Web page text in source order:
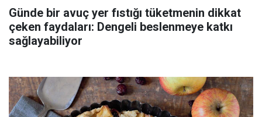
Günde bir avuç yer fıstığı tüketmenin dikkat
çeken faydaları: Dengeli beslenmeye katkı
sağlayabiliyor